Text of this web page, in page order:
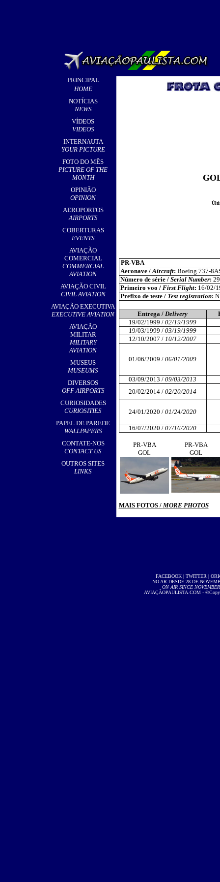
PRINCIPAL
HOME
NOTÍCIAS
NEWS
VÍDEOS
VIDEOS
INTERNAUTA
YOUR PICTURE
FOTO DO MÊS
PICTURE OF THE
MONTH
OPINIÃO
OPINION
AEROPORTOS
AIRPORTS
,
COBERTURAS
EVENTS
AVIAÇÃO
COMERCIAL
COMMERCIAL
AVIATION
AVIAÇÃO CIVIL
CIVIL AVIATION
AVIAÇÃO EXECUTIVA
EXECUTIVE AVIATION
AVIAÇÃO
MILITAR
MILITARY
AVIATION
MUSEUS
MUSEUMS
DIVERSOS
OFF AIRPORTS
CURIOSIDADES
CURIOSITIES
PAPEL DE PAREDE
WALLPAPERS
CONTATE-NOS
CONTACT US
OUTROS SITES
LINKS
PR-VBA
Aeronave /Aircraft: Boeing 737-
Número de série / Serial Number:
Primeiro voo / First Flight: 16/02/
Prefixo de teste /Test registration:
Entrega / Delivery
19/02/1999 / 02/19/1999
19/03/1999 / 03/19/1999
12/10/2007 / 10/12/2007
01/06/2009 / 06/01/2009
03/09/2013 / 09/03/2013
20/02/2014 / 02/20/2014
24/01/2020 / 01/24/2020
16/07/2020 / 07/16/2020
PR-VBA
GOL
PR-VBA
GOL
MAIS FOTOS / MORE PHOTOS
FACEBOOK| TWITTER |
NO AR DESDE 28 DE
ON AIR SINCE
AVIAÇÃOPAULISTA.COM -